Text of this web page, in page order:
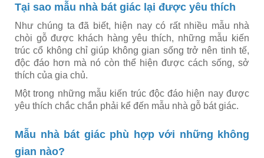
Tại sao mẫu nhà bát giác lại được yêu thích
Như chúng ta đã biết, hiện nay có rất nhiều mẫu nhà
chòi gỗ được khách hàng yêu thích, những mẫu kiến
trúc cổ không chỉ giúp không gian sống trở nên tinh tế,
độc đáo hơn mà nó còn thể hiện được cách sống, sở
thích của gia chủ.
Một trong những mẫu kiến trúc độc đáo hiện nay được
yêu thích chắc chắn phải kể đến mẫu nhà gỗ bát giác.
Mẫu nhà bát giác phù hợp với những không
gian nào?